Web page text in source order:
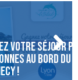
votre séjour
au bord du
!